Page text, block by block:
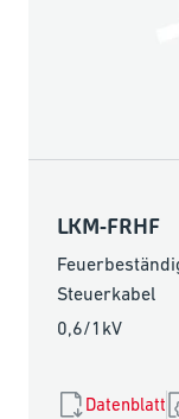
LKM-FRHF
Steuerkabel
0,6/1kV
Datenblatt